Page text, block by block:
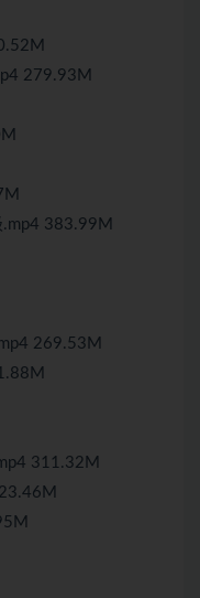
279.93M
383.99M
269.53M
311.32M